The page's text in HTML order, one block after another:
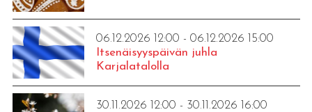
06.12.2026 12:00 - 06.12.2026 15:00
Itsenäisyyspäivän juhla
Karjalatalolla
30.11.2026 12:00 - 30.11.2026 16:00